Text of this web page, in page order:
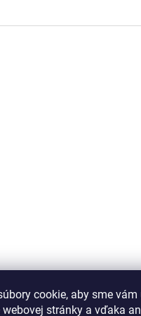
cookie, aby sme
stránky a vďaka